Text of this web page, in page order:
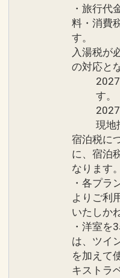
※旅行代金に含
施設のご案内
●「タイガービ
ホテルの目の前
チ」東シナ海に
い天然ビーチで
遊泳期間：４月
●「サンセット
沖縄では希少の
め、インフィニ
ンプール、キッ
ル、タッチプー
り、大人から子
リアです。
営業：４月～１
●３連泊以上の
要♪（１予約に
５００円）
●４連泊以上の
♪（要事前連絡）
※ブッフェ・和
選びいただけま
Ｑは定休日あり）
※事前予約要。
ＥＬ．０９８－
時間９：００～
※ＢＢＱも選択
なります。
・４月～１０月
・旅行代
料・消費
す。
入湯税が
の対応と
す。
現地
宿泊税に
に、宿泊
なります。
・各プラ
よりご利
いたしか
・洋室を
は、ツイ
を加えて
キストラ